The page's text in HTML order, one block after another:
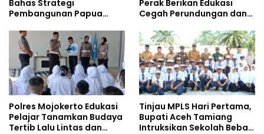
Bahas Strategi
Pembangunan Papua
Doktoral Internasional
Perak Berikan Edukasi
Cegah Perundungan dan
kepada Pelajar MPLS
Polres Mojokerto Edukasi
Pelajar Tanamkan Budaya
Tertib Lalu Lintas dan
Tinjau MPLS Hari Pertama,
Bupati Aceh Tamiang
Intruksikan Sekolah Bebas